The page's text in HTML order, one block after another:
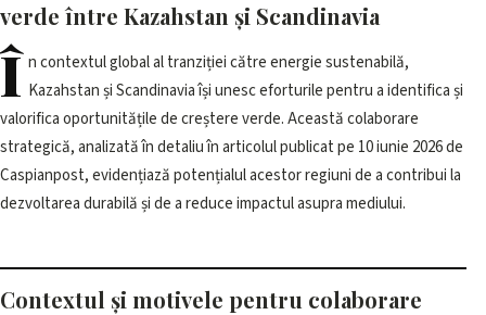
verde între Kazahstan și Scandinavia
Î n contextul global al tranziției către energie sustenabilă,
Kazahstan și Scandinavia își unesc eforturile pentru a identifica și
valorifica oportunitățile de creștere verde. Această colaborare
strategică, analizată în detaliu în articolul publicat pe 10 iunie 2026 de
Caspianpost, evidențiază potențialul acestor regiuni de a contribui la
dezvoltarea durabilă și de a reduce impactul asupra mediului.
Contextul și motivele pentru colaborare